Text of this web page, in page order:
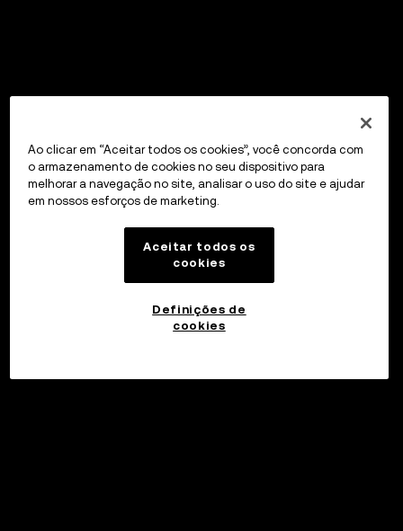
Ao clicar em “Aceitar todos os cookies”, você concorda com
o armazenamento de cookies no seu dispositivo para
melhorar a navegação no site, analisar o uso do site e ajudar
em nossos esforços de marketing.
Aceitar todos os
cookies
Definições de
cookies